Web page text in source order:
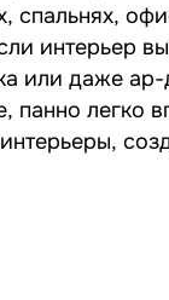
спальнях,
интерьер
или даже
панно легко